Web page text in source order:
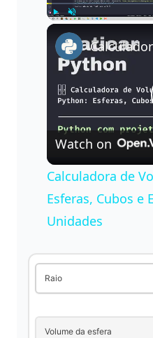
Watch on
Calculadora de
Esferas, Cubos e
Unidades
Raio
Volume da esfera